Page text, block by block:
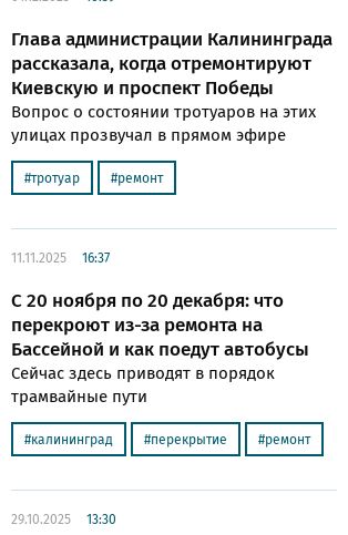
Глава администрации Калининграда
рассказала, когда отремонтируют
Киевскую и проспект Победы
Вопрос о состоянии тротуаров на этих
улицах прозвучал в прямом эфире
тротуар ремонт
11.11.2025 16:37
С 20 ноября по 20 декабря: что
перекроют из-за ремонта на
Бассейной и как поедут автобусы
Сейчас здесь приводят в порядок
трамвайные пути
калининград перекрытие ремонт
29.10.2025 13:30